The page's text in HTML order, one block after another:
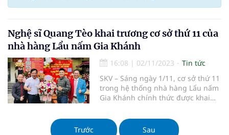
Nghệ sĩ Quang Tèo khai trương cơ sở thứ 11 của
nhà hàng Lẩu nấm Gia Khánh
16:08 | 02/11/2023
Tin tức
SKV – Sáng ngày 1/11, cơ sở thứ 11
trong hệ thống nhà hàng Lẩu nấm
Gia Khánh chính thức được khai
những điều đặc biệt đang chờ đợi
thực khách khám phá.
Trước Sau